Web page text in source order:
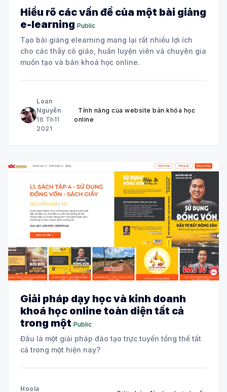
Hiểu rõ các vấn đề của một bài giảng
e-learning Public
Tạo bài giảng elearning mang lại rất nhiều lợi ích
cho các thầy cô giáo, huấn luyện viên và chuyên gia
muốn tạo và bán khoá học online.
Loan
Nguyễn
16 Th11
2021
Tính năng của website bán khóa học
online
Giải pháp dạy học và kinh doanh
khoá học online toàn diện tất cả
trong một Public
Đâu là một giải pháp đào tạo trực tuyến tổng thể tất
cả trong một hiện nay?
Hoola